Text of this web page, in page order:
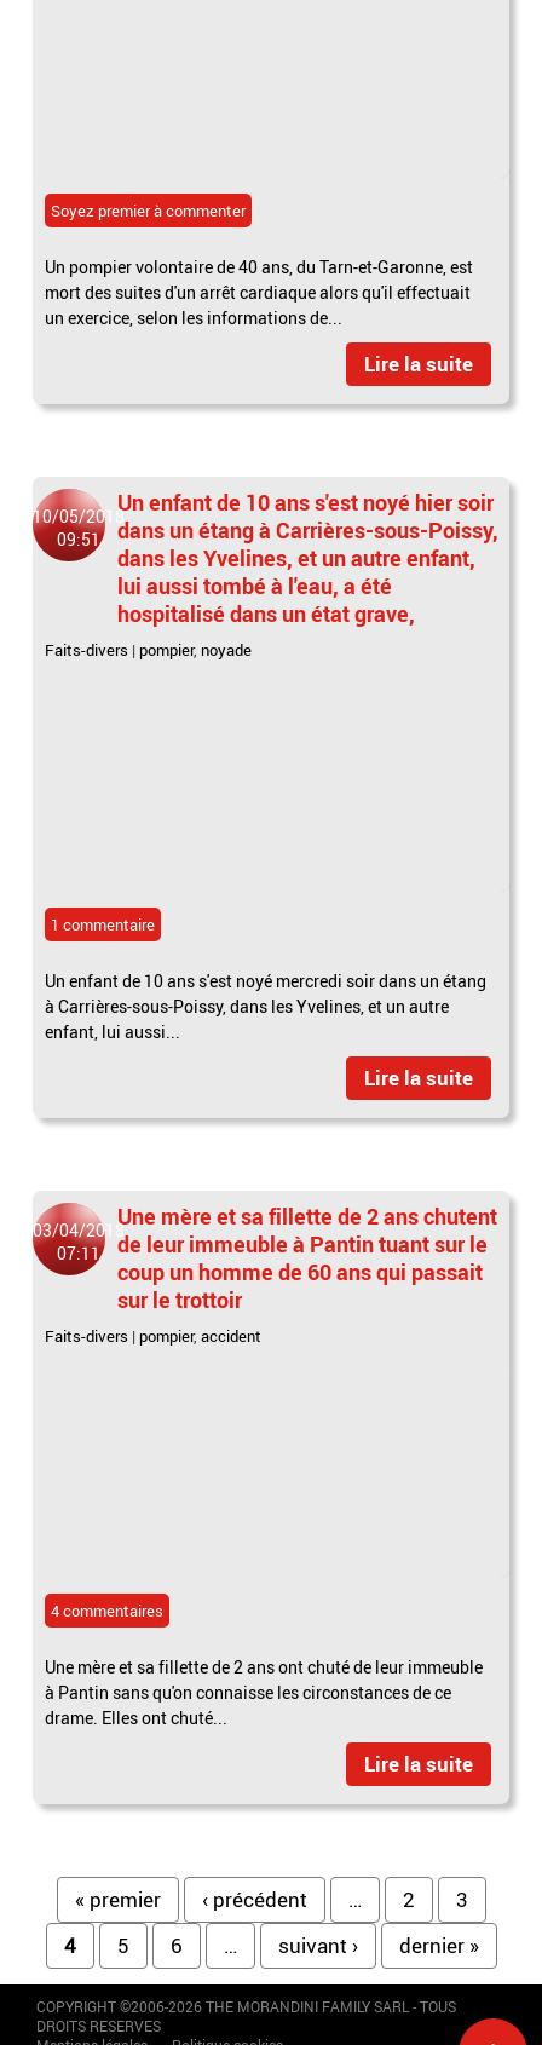
Soyez premier à commenter
Un pompier volontaire de 40 ans, du Tarn-et-Garonne, est
mort des suites d'un arrêt cardiaque alors qu'il effectuait
un exercice, selon les informations de...
Lire la suite
10/05/2018
09:51
Un enfant de 10 ans s'est noyé hier soir
dans un étang à Carrières-sous-Poissy,
dans les Yvelines, et un autre enfant,
lui aussi tombé à l'eau, a été
hospitalisé dans un état grave,
Faits-divers | pompier, noyade
1 commentaire
Un enfant de 10 ans s'est noyé mercredi soir dans un étang
à Carrières-sous-Poissy, dans les Yvelines, et un autre
enfant, lui aussi...
Lire la suite
03/04/2018
07:11
Une mère et sa fillette de 2 ans chutent
de leur immeuble à Pantin tuant sur le
coup un homme de 60 ans qui passait
sur le trottoir
Faits-divers | pompier,accident
4 commentaires
Une mère et sa fillette de 2 ans ont chuté de leur immeuble
à Pantin sans qu'on connaisse les circonstances de ce
drame. Elles ont chuté...
Lire la suite
Pages
« premier ‹ précédent … 2
3
4
5 6 … suivant › dernier »
COPYRIGHT ©2006-2026 THE MORANDINI FAMILY SARL - TOUS
DROITS RESERVES